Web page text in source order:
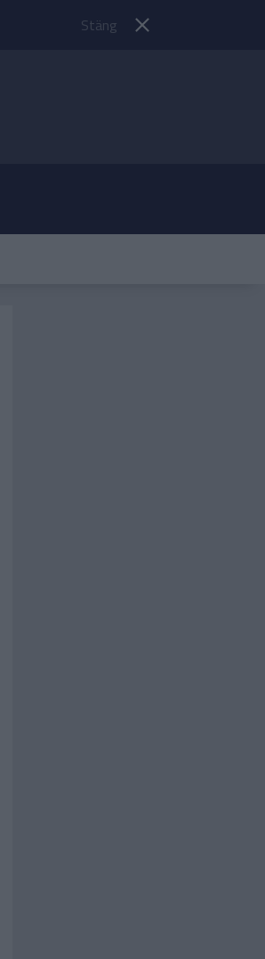
Stäng